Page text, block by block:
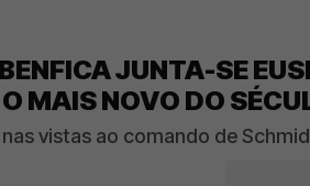
JUNTA-SE
MAIS NOVO DO
vistas ao comando de